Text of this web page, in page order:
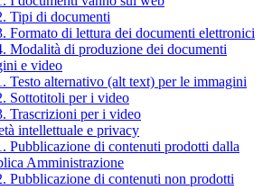
Tipi di documenti
Formato di lettura dei documenti elettronici
Modalità di produzione dei documenti
e video
Testo alternativo (alt text) per le immagini
Sottotitoli per i video
Trascrizioni per i video
intellettuale e privacy
Pubblicazione di contenuti prodotti dalla
Amministrazione
Pubblicazione di contenuti non prodotti